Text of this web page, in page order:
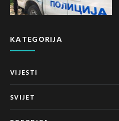
KATEGORIJA
VIJESTI
SVIJET